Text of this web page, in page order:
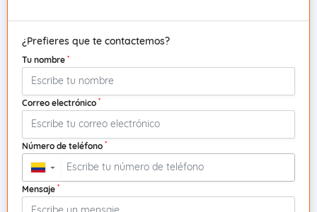
¿Prefieres que te contactemos?
Tu nombre *
Correo electrónico *
Número de teléfono *
▼
Mensaje *